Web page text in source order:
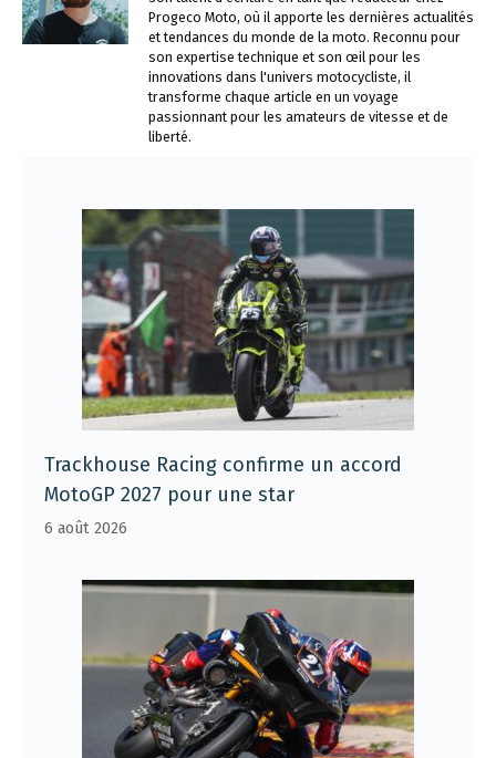
Progeco Moto, où il apporte les dernières actualités
et tendances du monde de la moto. Reconnu pour
son expertise technique et son œil pour les
innovations dans l'univers motocycliste, il
transforme chaque article en un voyage
passionnant pour les amateurs de vitesse et de
liberté.
Trackhouse Racing confirme un accord
MotoGP 2027 pour une star
6 août 2026